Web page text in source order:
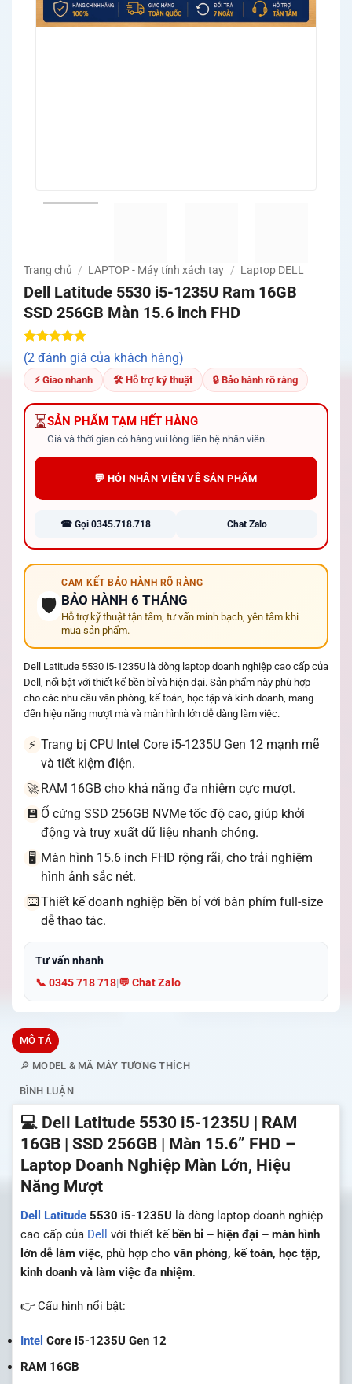
Trang chủ / LAPTOP - Máy tính xách tay / Laptop DELL
Dell Latitude 5530 i5-1235U Ram 16GB
SSD 256GB Màn 15.6 inch FHD
5.00trên 5
dựa trên
2
đánh giá
(2 đánh giá của khách hàng)
⚡ Giao nhanh 🛠 Hỗ trợ kỹ thuật 🔒 Bảo hành rõ ràng
⏳SẢN PHẨM TẠM HẾT HÀNG
Giá và thời gian có hàng vui lòng liên hệ nhân viên.
💬 HỎI NHÂN VIÊN VỀ SẢN PHẨM
☎ Gọi 0345.718.718 Chat Zalo
🛡️
CAM KẾT BẢO HÀNH RÕ RÀNG
BẢO HÀNH 6 THÁNG
Hỗ trợ kỹ thuật tận tâm, tư vấn minh bạch, yên tâm khi
mua sản phẩm.
Dell Latitude 5530 i5-1235U là dòng laptop doanh nghiệp cao cấp của
Dell, nổi bật với thiết kế bền bỉ và hiện đại. Sản phẩm này phù hợp
cho các nhu cầu văn phòng, kế toán, học tập và kinh doanh, mang
đến hiệu năng mượt mà và màn hình lớn dễ dàng làm việc.
⚡ Trang bị CPU Intel Core i5-1235U Gen 12 mạnh mẽ
và tiết kiệm điện.
🚀 RAM 16GB cho khả năng đa nhiệm cực mượt.
💾 Ổ cứng SSD 256GB NVMe tốc độ cao, giúp khởi
động và truy xuất dữ liệu nhanh chóng.
🖥️ Màn hình 15.6 inch FHD rộng rãi, cho trải nghiệm
hình ảnh sắc nét.
⌨️Thiết kế doanh nghiệp bền bỉ với bàn phím full-size
dễ thao tác.
Tư vấn nhanh
📞 0345 718 718|💬 Chat Zalo
MÔ TẢ
🔎 MODEL & MÃ MÁY TƯƠNG THÍCH
BÌNH LUẬN
💻 Dell Latitude 5530 i5-1235U | RAM
16GB | SSD 256GB | Màn 15.6” FHD –
Laptop Doanh Nghiệp Màn Lớn, Hiệu
Năng Mượt
Dell Latitude 5530 i5-1235U là dòng laptop doanh nghiệp
cao cấp của Dell với thiết kế bền bỉ – hiện đại – màn hình
lớn dễ làm việc, phù hợp cho văn phòng, kế toán, học tập,
kinh doanh và làm việc đa nhiệm.
👉 Cấu hình nổi bật:
Intel Core i5-1235U Gen 12
RAM 16GB